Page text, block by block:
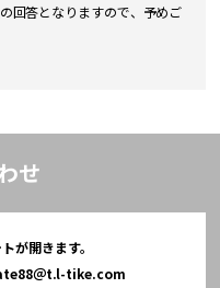
回答となりますので、予めご
せ
が開きます。
＠t.l-tike.com